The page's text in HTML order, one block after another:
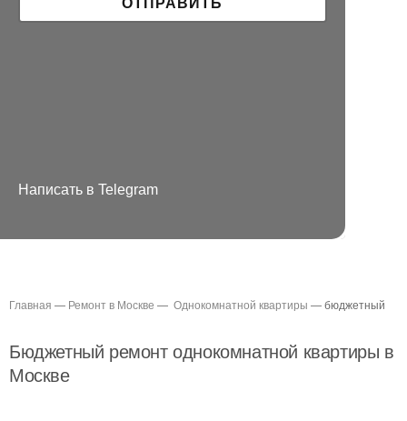
Написать в Telegram
Главная — Ремонт в Москве — Однокомнатной квартиры — бюджетный
Бюджетный ремонт однокомнатной квартиры в
Москве